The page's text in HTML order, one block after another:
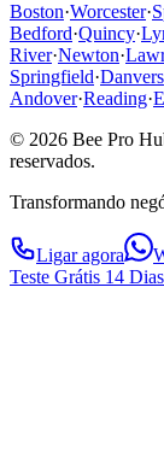
Boston·Worcester·
Bedford·Quincy·
River·Newton·
Springfield·Danvers
Andover·Reading·
© 2026 Bee Pro
reservados.
Transformando
Ligar agora
Teste Grátis 14 Dias